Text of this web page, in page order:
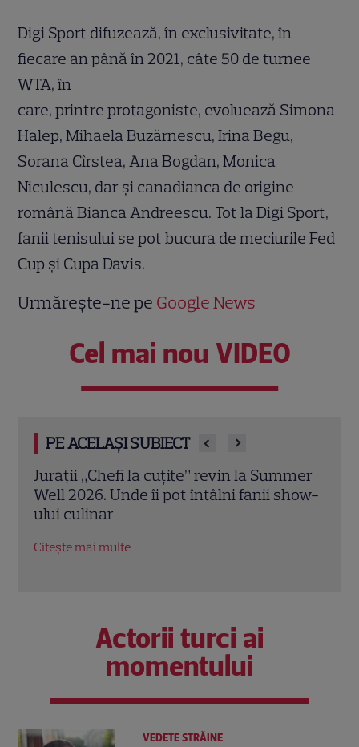
Digi Sport difuzează, în exclusivitate, în
fiecare an până în 2021, câte 50 de turnee
WTA, în
care, printre protagoniste, evoluează Simona
Halep, Mihaela Buzărnescu, Irina Begu,
Sorana Cîrstea, Ana Bogdan, Monica
Niculescu, dar și canadianca de origine
română Bianca Andreescu. Tot la Digi Sport,
fanii tenisului se pot bucura de meciurile Fed
Cup și Cupa Davis.
Urmărește-ne pe Google News
Cel mai nou VIDEO
PE ACELAȘI SUBIECT
Ringier România își stabilește direcția
pentru viitor: o structură de conducere
concentrată în jurul unităților de
Actorii turci ai
momentului
VEDETE STRĂINE